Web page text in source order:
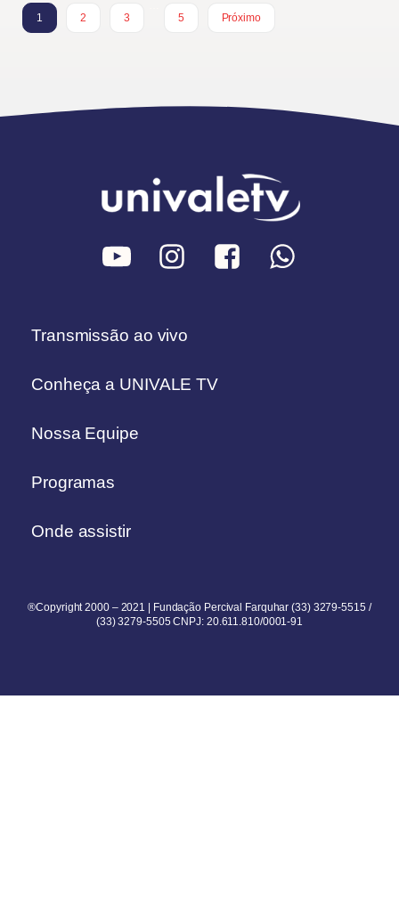
1 2 3
5
Próximo
Transmissão ao vivo
Conheça a UNIVALE TV
Nossa Equipe
Programas
Onde assistir
®Copyright 2000 – 2021 | Fundação Percival Farquhar (33) 3279-5515 /
(33) 3279-5505 CNPJ: 20.611.810/0001-91